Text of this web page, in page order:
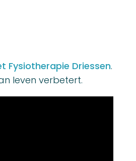
Fysiotherapie Driessen.
leven verbetert.